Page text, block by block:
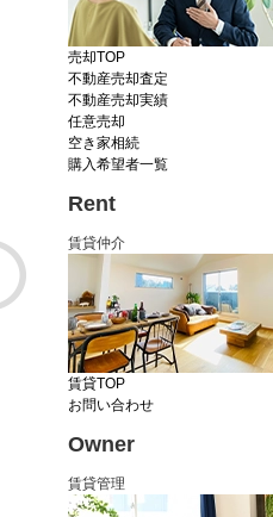
売却TOP
不動産売却査定
不動産売却実績
任意売却
空き家相続
購入希望者一覧
Rent
賃貸仲介
賃貸TOP
お問い合わせ
Owner
賃貸管理